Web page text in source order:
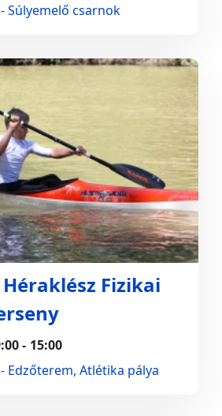
Súlyemelő csarnok
Fizikai
- 15:00
Edzőterem, Atlétika pálya